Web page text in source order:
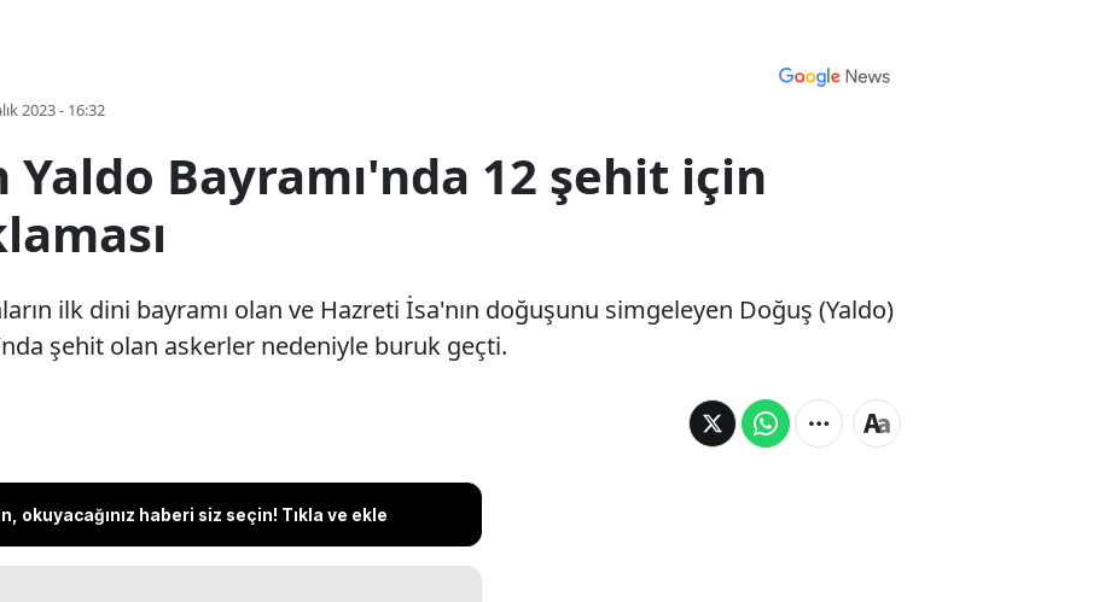
2023 - 16:32
Bayramı'nda 12 şehit için
ilk dini bayramı olan ve Hazreti İsa'nın doğuşunu simgeleyen Doğuş (Yaldo)
şehit olan askerler nedeniyle buruk geçti.
okuyacağınız haberi siz seçin! Tıkla ve ekle